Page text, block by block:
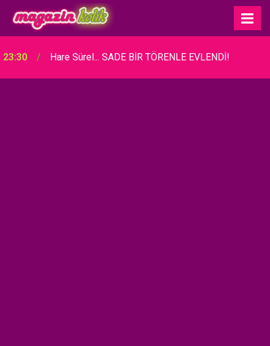
23:30 Hare Sürel... SADE BİR TÖRENLE EVLENDİ!